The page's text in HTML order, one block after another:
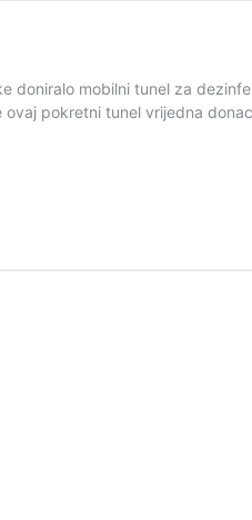
doniralo mobilni tunel za
pokretni tunel vrijedna